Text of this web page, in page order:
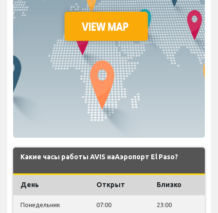
Какие часы работы AVIS наАэропорт El Paso?
День Открыт Близко
Понедельник 07:00 23:00